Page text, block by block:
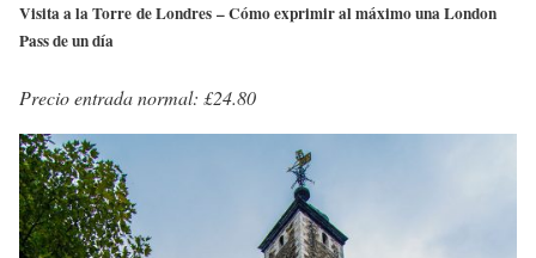
Visita a la Torre de Londres – Cómo exprimir al máximo una London
Pass de un día
Precio entrada normal: £24.80